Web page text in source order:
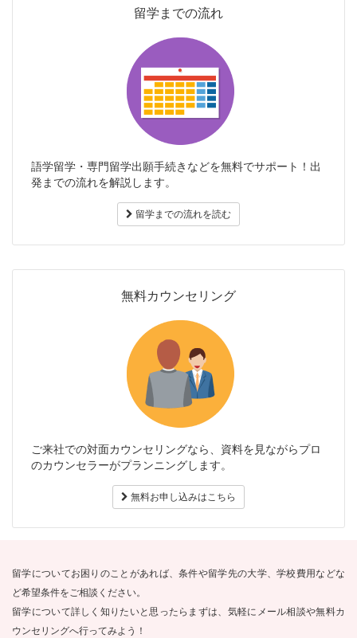
留学までの流れ
語学留学・専門留学出願手続きなどを無料でサポート！出
発までの流れを解説します。
留学までの流れを読む
無料カウンセリング
ご来社での対面カウンセリングなら、資料を見ながらプロ
のカウンセラーがプランニングします。
無料お申し込みはこちら
留学についてお困りのことがあれば、条件や留学先の大学、学校費用などな
ど希望条件をご相談ください。
留学について詳しく知りたいと思ったらまずは、気軽にメール相談や無料カ
ウンセリングへ行ってみよう！